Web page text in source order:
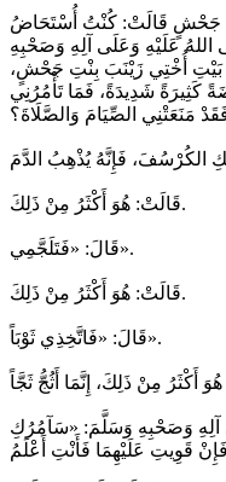
جَحْشٍ قَالَتْ: كُنْتُ أُسْتَحَاضُ
اللهُ عَلَيْهِ وَعَلَى آلِهِ وَصَحْبِهِ
بَيْتِ أُخْتِي زَيْنَبَ بِنْتِ جَحْشٍ،
كَثِيرَةً شَدِيدَةً، فَمَا تَأْمُرُنِي
مَنَعَتْنِي الصِّيَامَ وَالصَّلَاةَ؟
قَالَتْ: هُوَ أَكْثَرُ مِنْ ذَلِكَ.
قَالَ: «فَتَلَجَّمِي».
قَالَتْ: هُوَ أَكْثَرُ مِنْ ذَلِكَ.
قَالَ: «فَاتَّخِذِي ثَوْبَاً».
آلِهِ وَصَحْبِهِ وَسَلَّمَ: «سَآمُرُكِ